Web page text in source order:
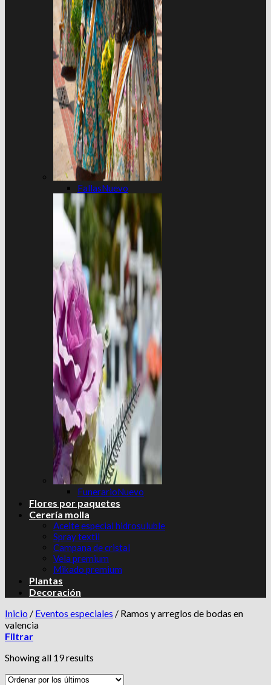
Fallas
Funerario
Flores por paquetes
Cerería molla
Aceite especial hidrosuluble
Spray textil
Campana de cristal
Vela premium
Mikado premium
Plantas
Decoración
Inicio / Eventos especiales / Ramos y arreglos de bodas en
valencia
Filtrar
Showing all 19 results